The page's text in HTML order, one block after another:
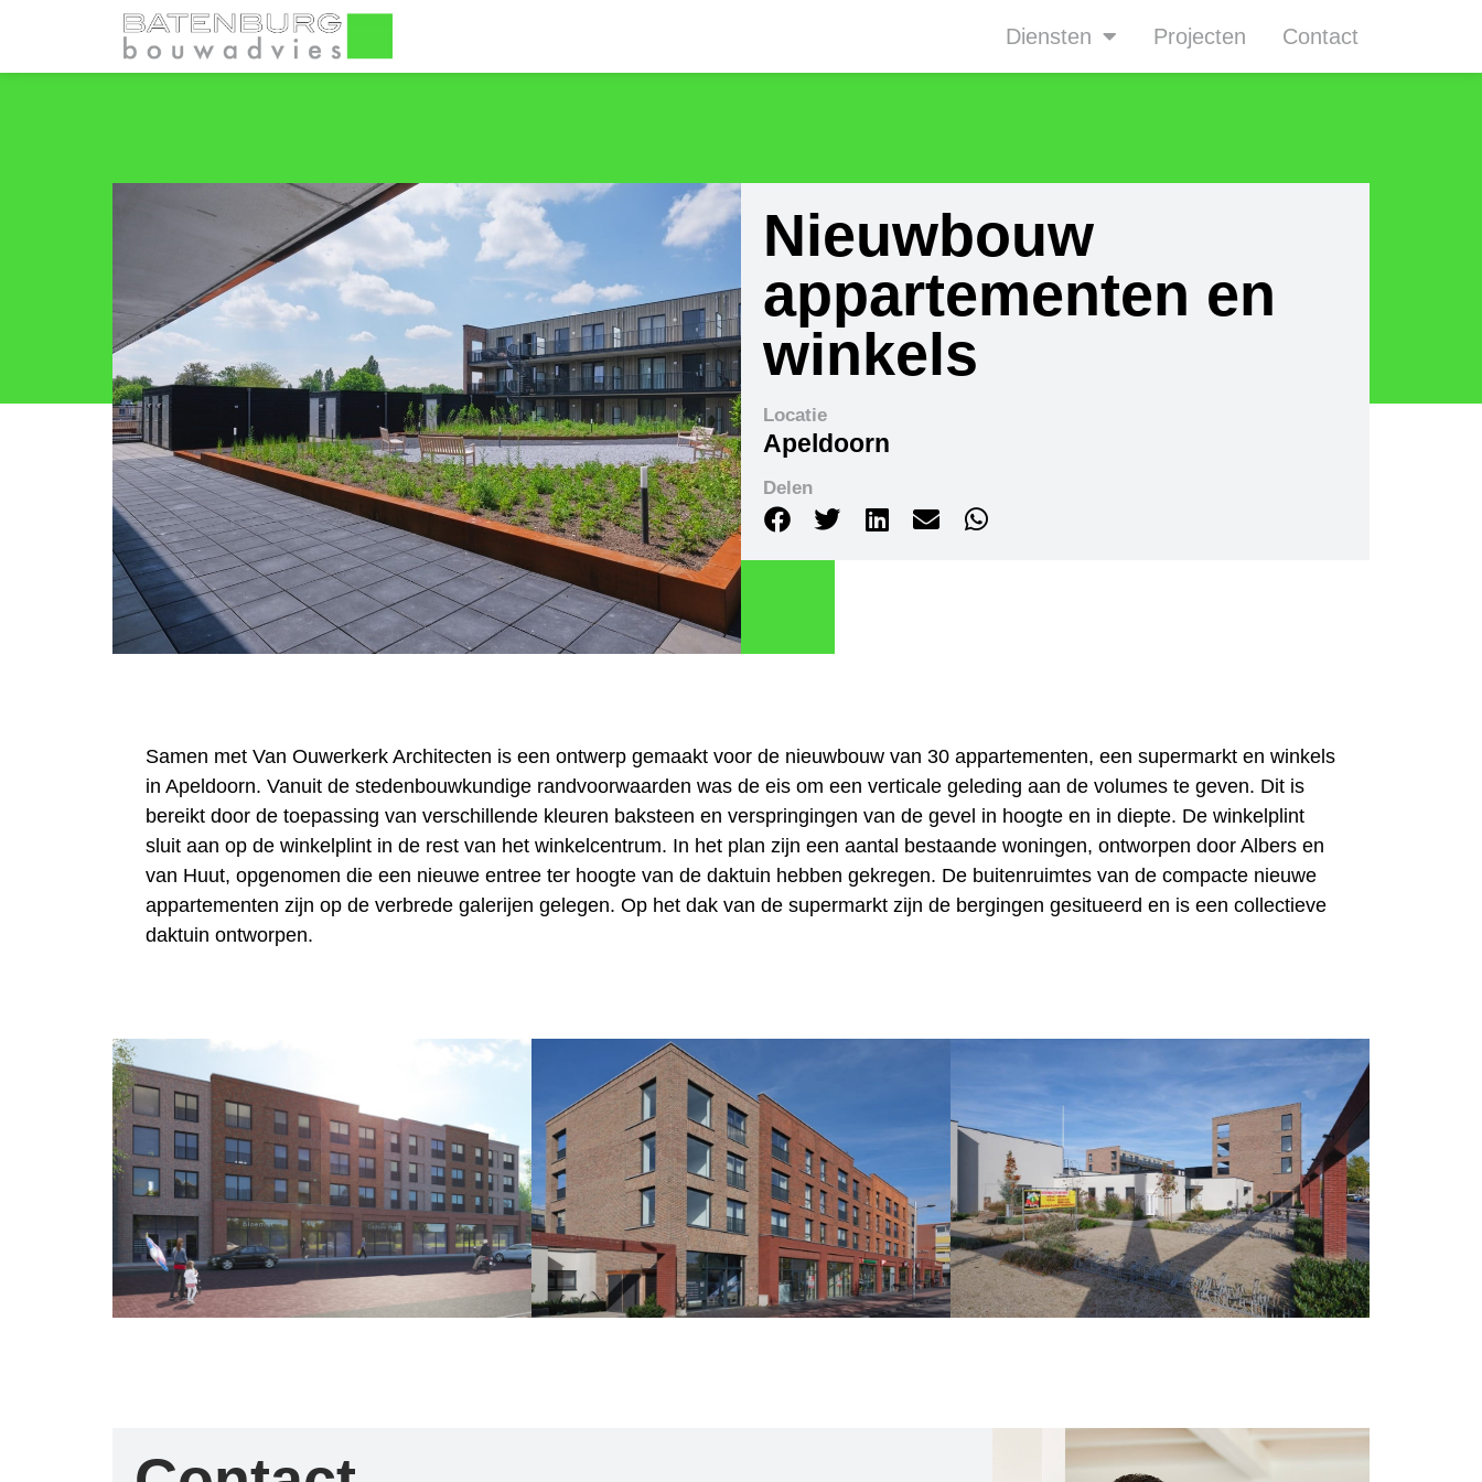
Diensten Projecten Contact
Nieuwbouw
appartementen en
winkels
Locatie
Apeldoorn
Delen
Samen met Van Ouwerkerk Architecten is een ontwerp gemaakt voor de nieuwbouw van 30 appartementen, een supermarkt en winkels
in Apeldoorn. Vanuit de stedenbouwkundige randvoorwaarden was de eis om een verticale geleding aan de volumes te geven. Dit is
bereikt door de toepassing van verschillende kleuren baksteen en verspringingen van de gevel in hoogte en in diepte. De winkelplint
sluit aan op de winkelplint in de rest van het winkelcentrum. In het plan zijn een aantal bestaande woningen, ontworpen door Albers en
van Huut, opgenomen die een nieuwe entree ter hoogte van de daktuin hebben gekregen. De buitenruimtes van de compacte nieuwe
appartementen zijn op de verbrede galerijen gelegen. Op het dak van de supermarkt zijn de bergingen gesitueerd en is een collectieve
daktuin ontworpen.